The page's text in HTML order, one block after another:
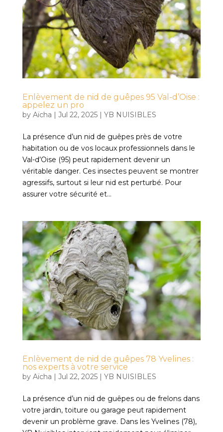
Enlèvement de nid de guêpes 95 Val-d’Oise :
appelez un pro
by Aïcha | Jul 22, 2025| YB NUISIBLES
La présence d’un nid de guêpes près de votre
habitation ou de vos locaux professionnels dans le
Val-d’Oise (95) peut rapidement devenir un
véritable danger. Ces insectes peuvent se montrer
agressifs, surtout si leur nid est perturbé. Pour
assurer votre sécurité et...
Enlèvement de nid de guêpes 78 Yvelines :
nos experts à votre service
by Aïcha | Jul 22, 2025| YB NUISIBLES
La présence d’un nid de guêpes ou de frelons dans
votre jardin, toiture ou garage peut rapidement
devenir un problème grave. Dans les Yvelines (78),